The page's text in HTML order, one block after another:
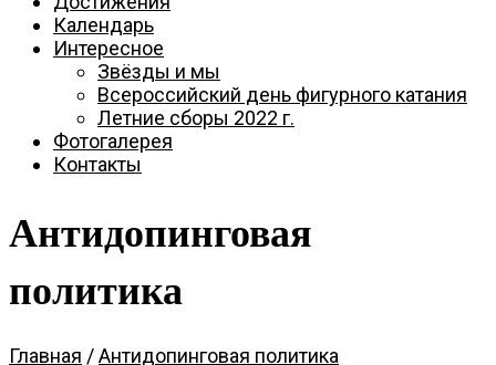
Календарь
Интересное
Звёзды и мы
Всероссийский день фигурного катания
Летние сборы 2022 г.
Фотогалерея
Контакты
Антидопинговая
политика
Главная /Антидопинговая политика